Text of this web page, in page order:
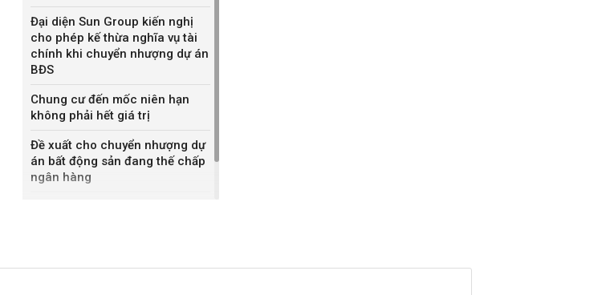
Đại diện Sun Group kiến nghị
cho phép kế thừa nghĩa vụ tài
chính khi chuyển nhượng dự án
BĐS
Chung cư đến mốc niên hạn
không phải hết giá trị
Đề xuất cho chuyển nhượng dự
án bất động sản đang thế chấp
ngân hàng